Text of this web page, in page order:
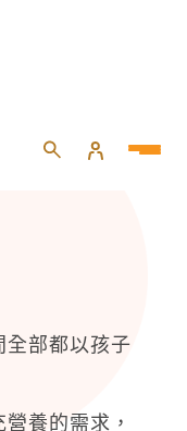
好飲品-芳
全部都以孩子
養的需求，